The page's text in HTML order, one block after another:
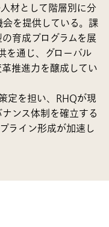
材として階層別に分
を提供している。課
育成プログラムを展
を通じ、グローバル
推進力を醸成してい
定を担い、RHQが現
ンス体制を確立する
ライン形成が加速し